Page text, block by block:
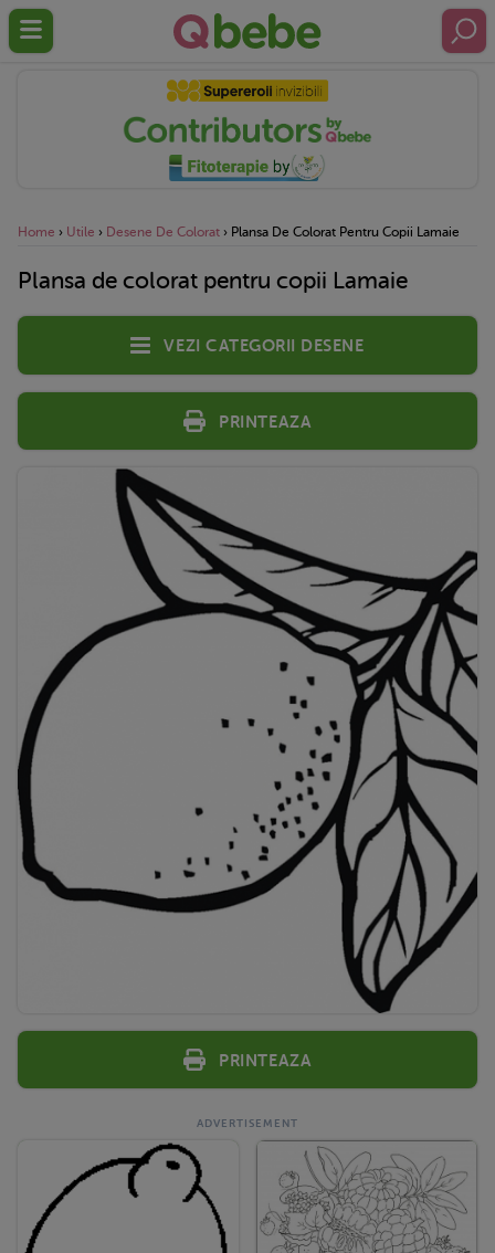
Home › Utile › Desene De Colorat › Plansa De Colorat Pentru Copii Lamaie
Plansa de colorat pentru copii Lamaie
Vezi categorii desene
Printeaza
Printeaza